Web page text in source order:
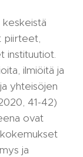
piirteet,
instituutiot.
ilmiöitä ja
yhteisöjen
41-42)
ovat
ja